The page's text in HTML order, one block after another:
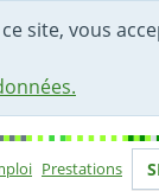
site, vous
Prestations